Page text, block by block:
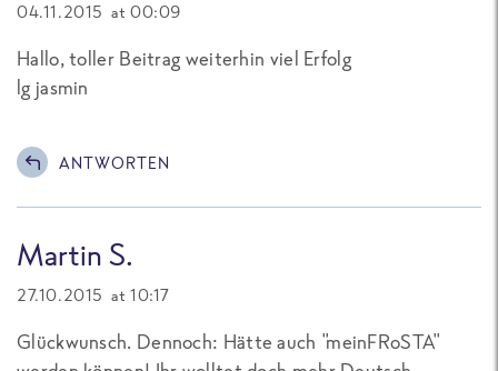
04.11.2015 at 00:09
Hallo, toller Beitrag weiterhin viel Erfolg
lg jasmin
ANTWORTEN
Martin S.
27.10.2015 at 10:17
Glückwunsch. Dennoch: Hätte auch "meinFRoSTA"